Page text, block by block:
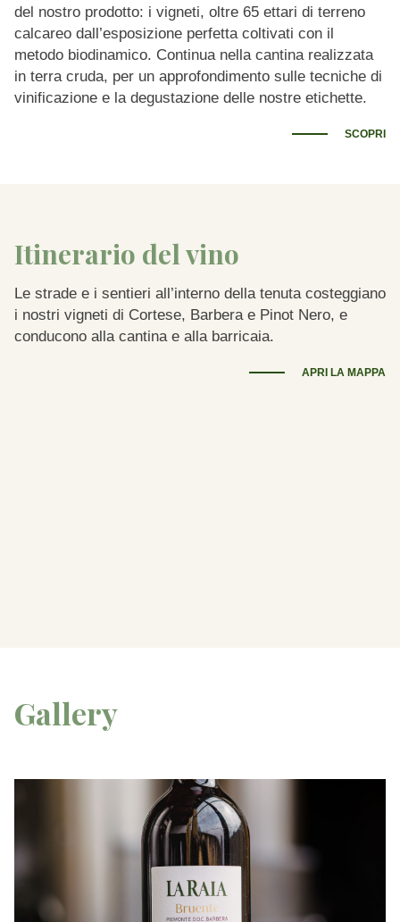
del nostro prodotto: i vigneti, oltre 65 ettari di terreno
calcareo dall’esposizione perfetta coltivati con il
metodo biodinamico. Continua nella cantina realizzata
in terra cruda, per un approfondimento sulle tecniche di
vinificazione e la degustazione delle nostre etichette.
SCOPRI
Itinerario del vino
Le strade e i sentieri all’interno della tenuta costeggiano
i nostri vigneti di Cortese, Barbera e Pinot Nero, e
conducono alla cantina e alla barricaia.
APRI LA MAPPA
Gallery